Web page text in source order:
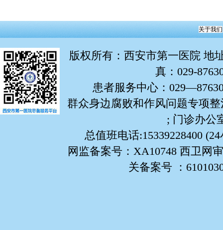
关于我们
版权所有 ：西安市第一医院 地
真：029-
患者服务中心：
群众身边腐败和作风问题专项
; 门诊办公
总值班电话:15339228400
网监备案号：XA10748 西卫网
关备案号 ：